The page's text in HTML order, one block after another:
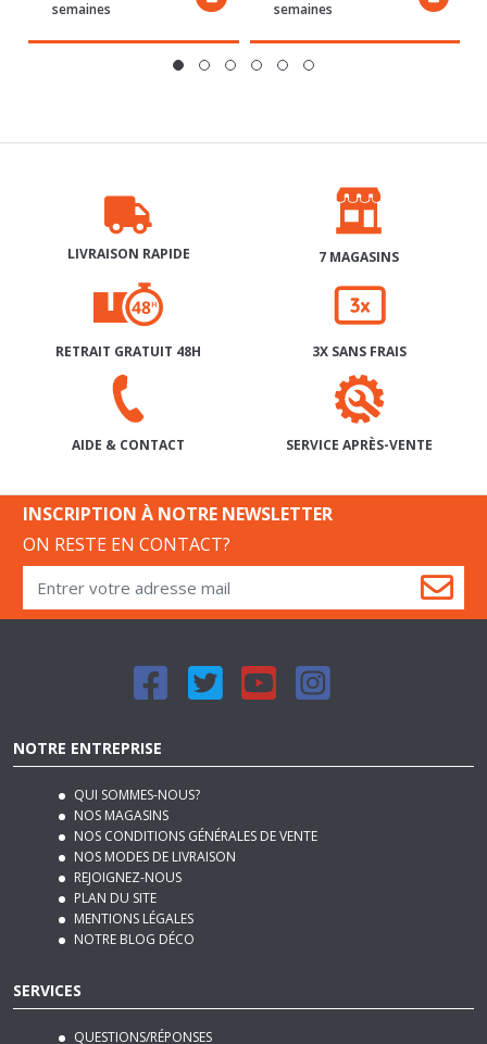
LIVRAISON RAPIDE 7 MAGASINS
RETRAIT GRATUIT 48H 3X SANS FRAIS
AIDE & CONTACT SERVICE APRÈS-VENTE
ON RESTE EN CONTACT?
NOTRE ENTREPRISE
QUI SOMMES-NOUS?
NOS MAGASINS
NOS CONDITIONS GÉNÉRALES DE VENTE
NOS MODES DE LIVRAISON
REJOIGNEZ-NOUS
PLAN DU SITE
MENTIONS LÉGALES
NOTRE BLOG DÉCO
SERVICES
QUESTIONS/RÉPONSES
PAIEMENT SÉCURISÉ
RETRAIT GRATUIT EN MAGASIN